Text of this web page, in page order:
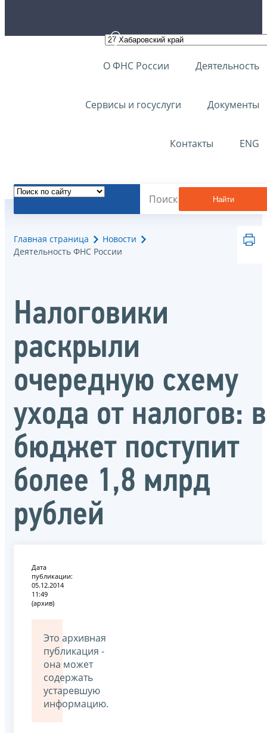
О ФНС России Деятельность
Сервисы и госуслуги Документы
Контакты ENG
Найти
Главная страница
Новости
Деятельность ФНС России
Налоговики
раскрыли
очередную схему
ухода от налогов: в
бюджет поступит
более 1,8 млрд
рублей
Дата
публикации:
05.12.2014
11:49
(архив)
Это архивная
публикация -
она может
содержать
устаревшую
информацию.